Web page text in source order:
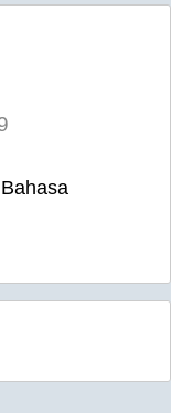
Bahasa